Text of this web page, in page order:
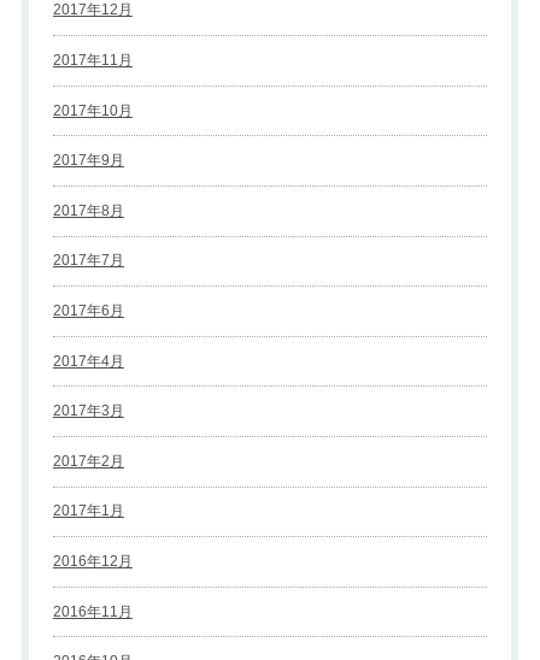
2017年12月
2017年11月
2017年10月
2017年9月
2017年8月
2017年7月
2017年6月
2017年4月
2017年3月
2017年2月
2017年1月
2016年12月
2016年11月